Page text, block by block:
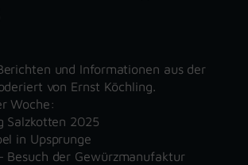
und Informationen aus der
von Ernst Köchling.
Woche:
Salzkotten 2025
in Upsprunge
Besuch der Gewürzmanufaktur